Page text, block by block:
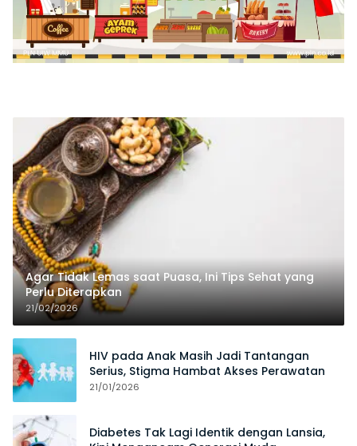
Agar Tidak Lemas saat Puasa, Ini Tips Sehat yang
Perlu Diterapkan
21/02/2026
HIV pada Anak Masih Jadi Tantangan
Serius, Stigma Hambat Akses Perawatan
21/01/2026
Diabetes Tak Lagi Identik dengan Lansia,